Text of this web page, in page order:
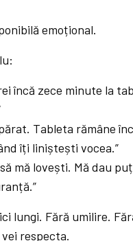
emoțional.
încă zece minute la
Tableta rămâne
îți liniștești vocea.”
mă lovești. Mă dau
lungi. Fără umilire.
respecta.